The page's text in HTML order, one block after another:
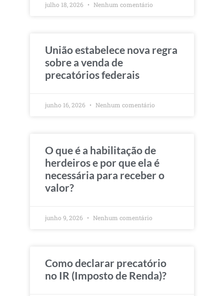
julho 18, 2026 Nenhum comentário
União estabelece nova regra
sobre a venda de
precatórios federais
junho 16, 2026 Nenhum comentário
O que é a habilitação de
herdeiros e por que ela é
necessária para receber o
valor?
junho 9, 2026 Nenhum comentário
Como declarar precatório
no IR (Imposto de Renda)?